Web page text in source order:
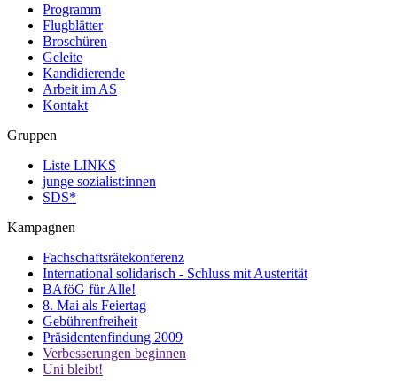
Programm
Flugblätter
Broschüren
Geleite
Kandidierende
Arbeit im AS
Kontakt
Gruppen
Liste LINKS
junge sozialist:innen
SDS*
Kampagnen
Fachschaftsrätekonferenz
International solidarisch - Schluss mit Austerität
BAföG für Alle!
8. Mai als Feiertag
Gebührenfreiheit
Präsidentenfindung 2009
Verbesserungen beginnen
Uni bleibt!